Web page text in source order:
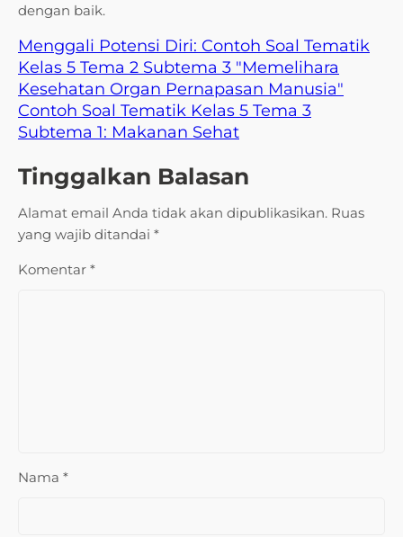
dengan baik.
Menggali Potensi Diri: Contoh Soal Tematik
Kelas 5 Tema 2 Subtema 3 "Memelihara
Kesehatan Organ Pernapasan Manusia"
Contoh Soal Tematik Kelas 5 Tema 3
Subtema 1: Makanan Sehat
Tinggalkan Balasan
Alamat email Anda tidak akan dipublikasikan. Ruas
yang wajib ditandai *
Komentar *
Nama *